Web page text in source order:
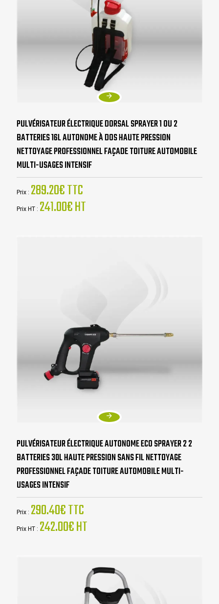
PULVÉRISATEUR ÉLECTRIQUE DORSAL SPRAYER 1 OU 2
BATTERIES 16L AUTONOME À DOS HAUTE PRESSION
NETTOYAGE PROFESSIONNEL FAÇADE TOITURE AUTOMOBILE
MULTI-USAGES INTENSIF
Prix : 289.20€ TTC
Prix HT : 241.00€ HT
PULVÉRISATEUR ÉLECTRIQUE AUTONOME ECO SPRAYER 2 2
BATTERIES 30L HAUTE PRESSION SANS FIL NETTOYAGE
PROFESSIONNEL FAÇADE TOITURE AUTOMOBILE MULTI-
USAGES INTENSIF
Prix : 290.40€ TTC
Prix HT : 242.00€ HT